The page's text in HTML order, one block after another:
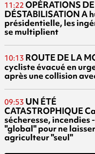
11:22 OPÉRATIONS DE
DÉSTABILISATIONA
présidentielle, les
se multiplient
10:13 ROUTE DE LA
cycliste évacué en
après une collision
09:53 UN ÉTÉ
CATASTROPHIQUE
sécheresse, incendies
"global" pour ne
agriculteur "seul"